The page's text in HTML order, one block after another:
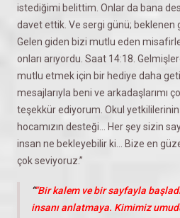
istediğimi belittim. Onlar da bana
davet ettik. Ve sergi günü; beklenen
Gelen giden bizi mutlu eden
onları arıyordu. Saat 14:18.
mutlu etmek için bir hediye daha
mesajlarıyla beni ve arkadaşlarımı
teşekkür ediyorum. Okul
hocamızın desteği... Her şey sizin
insan ne bekleyebilir ki... Bize en
çok seviyoruz.”
“Bir kalem ve bir sayfayla
insanı anlatmaya. Kimimiz